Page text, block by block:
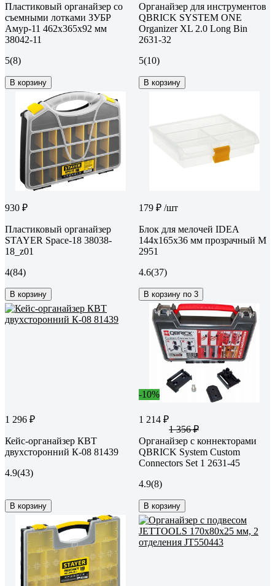
Пластиковый органайзер со
съемными лотками ЗУБР
Амур-11 462x365x92 мм
38042-11
5(8)
В корзину
Органайзер для инструментов
QBRICK SYSTEM ONE
Organizer XL 2.0 Long Bin
2631-32
5(10)
В корзину
930 ₽
Пластиковый органайзер
STAYER Space-18 38038-
18_z01
4(84)
В корзину
179 ₽ /шт
Блок для мелочей IDEA
144х165х36 мм прозрачный М
2951
4.6(37)
В корзину по 3
1 296 ₽
Кейс-органайзер КВТ
двухсторонний К-08 81439
4.9(43)
В корзину
-10%
1 214 ₽
1 356 ₽
Органайзер с коннекторами
QBRICK System Custom
Connectors Set 1 2631-45
4.9(8)
В корзину